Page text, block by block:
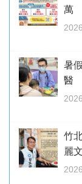
萬
暑
醫
竹
麗